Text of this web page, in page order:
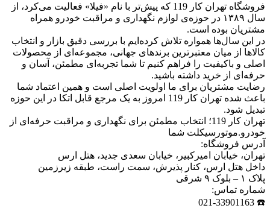
فروشگاه تهران کار 119 که پیش‌تر با نام «فیلا» فعالیت می‌کرد، از
سال ۱۳۸۹ در حوزه‌ی لوازم نگهداری و مراقبت خودرو همراه
مشتریان بوده است.
در این سال‌ها همواره تلاش کرده‌ایم با بررسی دقیق بازار و انتخاب
کالاها از میان معتبرترین برندهای جهانی، مجموعه‌ای از محصولات
اصلی و باکیفیت را فراهم کنیم تا شما تجربه‌ای مطمئن، آسان و
حرفه‌ای از خرید داشته باشید.
رضایت مشتریان برای ما اولویت اصلی است و همین اعتماد شما
باعث شده تهران کار 119 امروز به یک مرجع قابل اتکا در این حوزه
تبدیل شود.
تهران کار 119؛ انتخاب مطمئن برای نگهداری و مراقبت حرفه‌ای از
خودرو.موتورسیکلت شما
آدرس فروشگاه:
تهران، خیابان امیرکبیر، خیابان سعدی جدید، هتل ارس
داخل هتل ارس، کنار پذیرش، سمت راست، طبقه زیرزمین
پلاک ۱ – بلوک ۹ شرقی
شماره تماس:
☎️ 021-33901163